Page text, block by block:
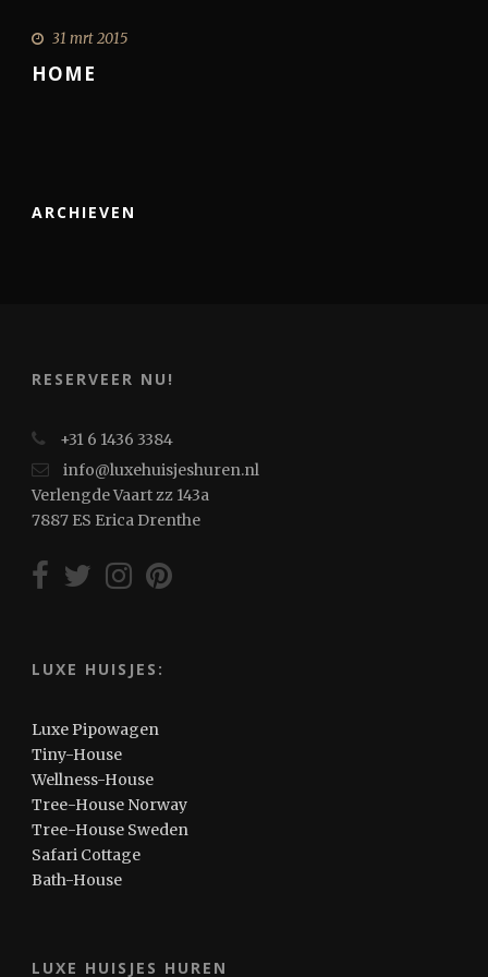
31 mrt 2015
HOME
ARCHIEVEN
RESERVEER NU!
+31 6 1436 3384
info@luxehuisjeshuren.nl
Verlengde Vaart zz 143a
7887 ES Erica Drenthe
LUXE HUISJES:
Luxe Pipowagen
Tiny-House
Wellness-House
Tree-House Norway
Tree-House Sweden
Safari Cottage
Bath-House
LUXE HUISJES HUREN